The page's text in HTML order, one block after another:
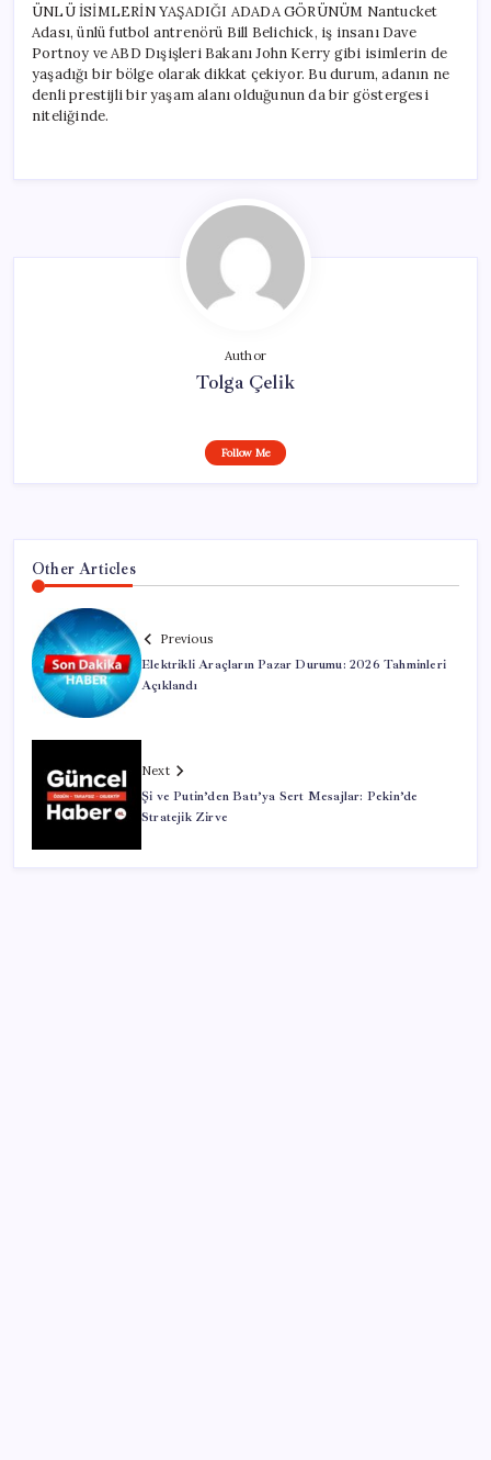
ÜNLÜ İSİMLERİN YAŞADIĞI ADADA GÖRÜNÜM Nantucket
Adası, ünlü futbol antrenörü Bill Belichick, iş insanı Dave
Portnoy ve ABD Dışişleri Bakanı John Kerry gibi isimlerin de
yaşadığı bir bölge olarak dikkat çekiyor. Bu durum, adanın ne
denli prestijli bir yaşam alanı olduğunun da bir göstergesi
niteliğinde.
Author
Tolga Çelik
Follow Me
Other Articles
Previous
Elektrikli Araçların Pazar Durumu: 2026 Tahminleri
Açıklandı
Next
Şi ve Putin’den Batı’ya Sert Mesajlar: Pekin’de
Stratejik Zirve